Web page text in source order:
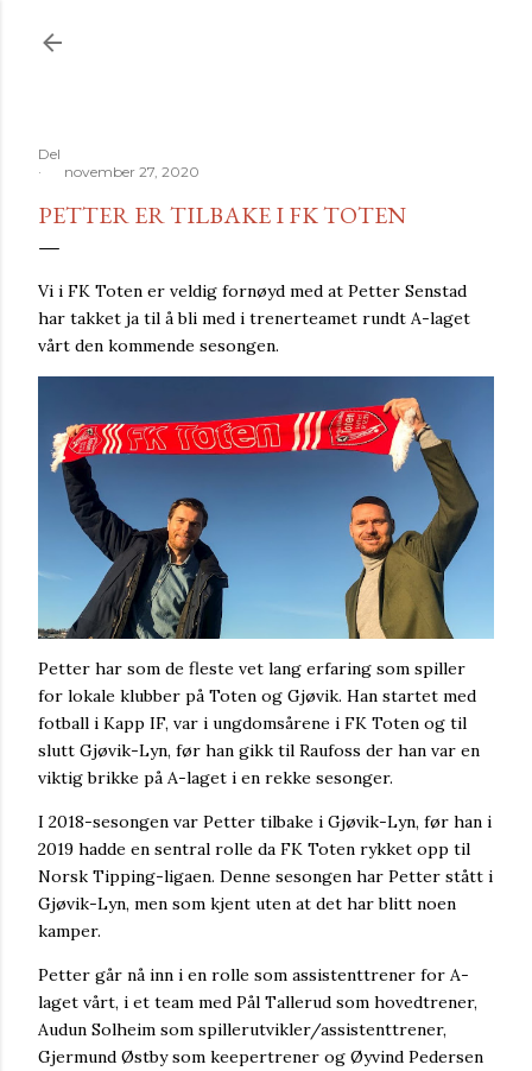
Del
november 27, 2020
PETTER ER TILBAKE I FK TOTEN
Vi i FK Toten er veldig fornøyd med at Petter Senstad
har takket ja til å bli med i trenerteamet rundt A-laget
vårt den kommende sesongen.
Petter har som de fleste vet lang erfaring som spiller
for lokale klubber på Toten og Gjøvik. Han startet med
fotball i Kapp IF, var i ungdomsårene i FK Toten og til
slutt Gjøvik-Lyn, før han gikk til Raufoss der han var en
viktig brikke på A-laget i en rekke sesonger.
I 2018-sesongen var Petter tilbake i Gjøvik-Lyn, før han i
2019 hadde en sentral rolle da FK Toten rykket opp til
Norsk Tipping-ligaen. Denne sesongen har Petter stått i
Gjøvik-Lyn, men som kjent uten at det har blitt noen
kamper.
Petter går nå inn i en rolle som assistenttrener for A-
laget vårt, i et team med Pål Tallerud som hovedtrener,
Audun Solheim som spillerutvikler/assistenttrener,
Gjermund Østby som keepertrener og Øyvind Pedersen